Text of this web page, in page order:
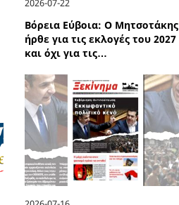
2026-07-22
Βόρεια Εύβοια: Ο Μητσοτάκης
ήρθε για τις εκλογές του 2027
και όχι για τις…